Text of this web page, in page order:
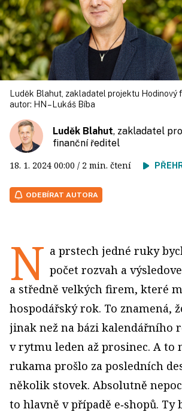
Luděk Blahut, zakladatel projektu Hodinový
autor: HN – Lukáš Bíba
Luděk Blahut, zakladatel
finanční ředitel
18. 1. 2024 00:00 / 2 min. čtení
ODEBÍRAT AUTORA
N a prstech jedné ruky
počet rozvah a
a středně velkých firem, které
hospodářský rok. To znamená,
jinak než na bázi kalendářního
v rytmu leden až prosinec. A to
rukama prošlo za posledních
několik stovek. Absolutně
to hlavně v případě e‑shopů. Ty